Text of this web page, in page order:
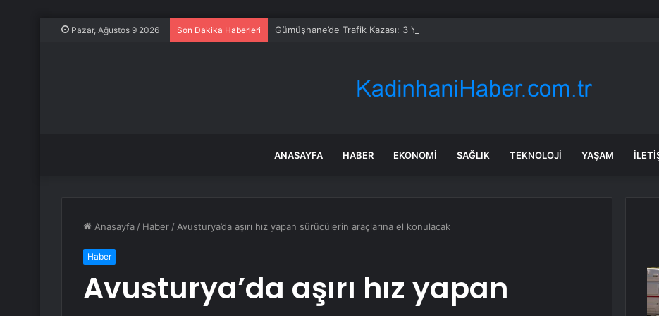
Pazar, Ağustos 9 2026 Son Dakika Haberleri Gümüşhane’de Trafik Kazası: 3 Yaralı
ANASAYFA HABER EKONOMI SAĞLIK TEKNOLOJI YAŞAM
Anasayfa / Haber / Avusturya’da aşırı hız yapan sürücülerin araçlarına el konulacak
Haber
Avusturya’da aşırı hız yapan